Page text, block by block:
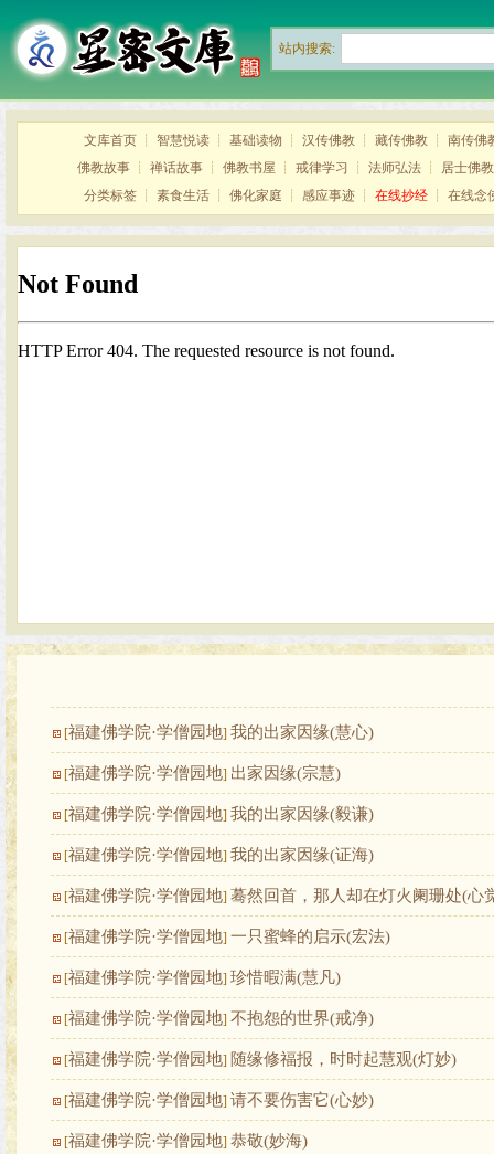
站内搜索:
文库首页 ┊ 智慧悦读 ┊ 基础读物 ┊ 汉传佛教 ┊ 藏传佛教 ┊ 南传佛
佛教故事 ┊ 禅话故事 ┊ 佛教书屋 ┊ 戒律学习 ┊ 法师弘法 ┊ 居士佛教
分类标签 ┊ 素食生活 ┊ 佛化家庭 ┊ 感应事迹 ┊ 在线抄经 ┊ 在线念
[福建佛学院·学僧园地] 我的出家因缘(慧心)
[福建佛学院·学僧园地] 出家因缘(宗慧)
[福建佛学院·学僧园地] 我的出家因缘(毅谦)
[福建佛学院·学僧园地] 我的出家因缘(证海)
[福建佛学院·学僧园地] 蓦然回首，那人却在灯火阑珊处(心
[福建佛学院·学僧园地] 一只蜜蜂的启示(宏法)
[福建佛学院·学僧园地] 珍惜暇满(慧凡)
[福建佛学院·学僧园地] 不抱怨的世界(戒净)
[福建佛学院·学僧园地] 随缘修福报，时时起慧观(灯妙)
[福建佛学院·学僧园地] 请不要伤害它(心妙)
[福建佛学院·学僧园地] 恭敬(妙海)